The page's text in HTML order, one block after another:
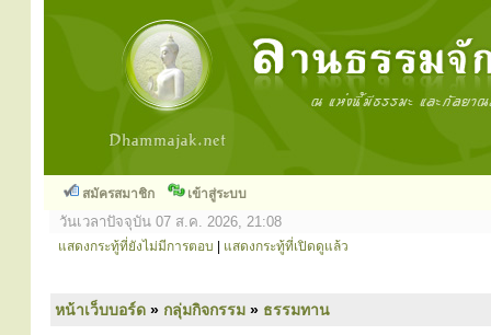
สมัครสมาชิก เข้าสู่ระบบ
วันเวลาปัจจุบัน 07 ส.ค. 2026, 21:08
แสดงกระทู้ที่ยังไม่มีการตอบ แสดงกระทู้ที่เปิดดูแล้ว
หน้าเว็บบอร์ด » กลุ่มกิจกรรม » ธรรมทาน